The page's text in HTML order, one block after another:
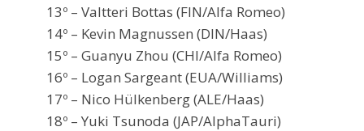
13º – Valtteri Bottas (FIN/Alfa Romeo)
14º – Kevin Magnussen (DIN/Haas)
15º – Guanyu Zhou (CHI/Alfa Romeo)
16º – Logan Sargeant (EUA/Williams)
17º – Nico Hülkenberg (ALE/Haas)
18º – Yuki Tsunoda (JAP/AlphaTauri)